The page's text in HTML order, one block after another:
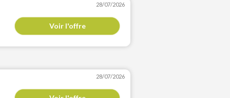
28/07/2026
Voir l'offre
28/07/2026